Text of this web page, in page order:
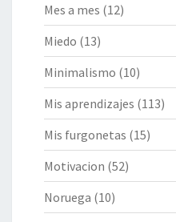
Mes a mes (12)
Miedo (13)
Minimalismo (10)
Mis aprendizajes (113)
Mis furgonetas (15)
Motivacion (52)
Noruega (10)